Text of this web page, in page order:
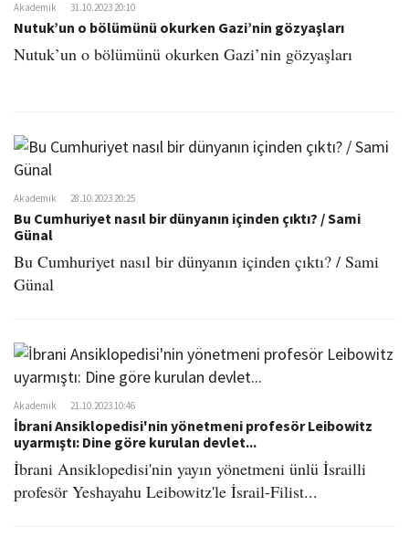
Akademik 31.10.2023 20:10
Nutuk’un o bölümünü okurken Gazi’nin gözyaşları
Nutuk’un o bölümünü okurken Gazi’nin gözyaşları
Akademik 28.10.2023 20:25
Bu Cumhuriyet nasıl bir dünyanın içinden çıktı? / Sami
Günal
Bu Cumhuriyet nasıl bir dünyanın içinden çıktı? / Sami
Günal
Akademik 21.10.2023 10:46
İbrani Ansiklopedisi'nin yönetmeni profesör Leibowitz
uyarmıştı: Dine göre kurulan devlet...
İbrani Ansiklopedisi'nin yayın yönetmeni ünlü İsrailli
profesör Yeshayahu Leibowitz'le İsrail-Filist...